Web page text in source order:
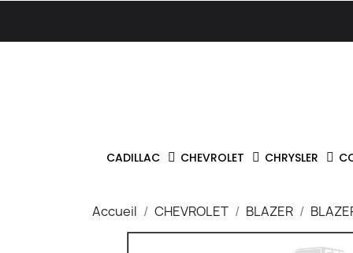
CADILLAC CHEVROLET CHRYSLER
Accueil CHEVROLET BLAZER